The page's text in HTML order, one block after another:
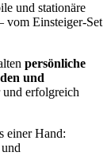
und stationäre
vom Einsteiger-Set
persönliche
und
und erfolgreich
einer Hand: